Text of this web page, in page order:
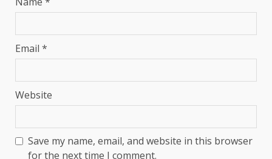
Email *
Website
Save my name, email, and website in this browser
for the next time I comment.